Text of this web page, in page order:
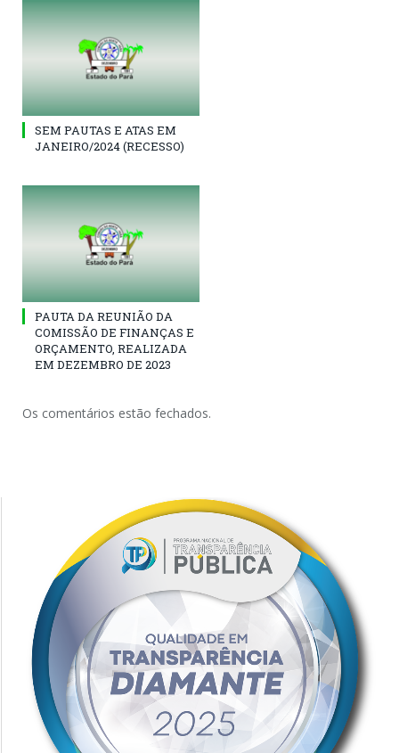
SEM PAUTAS E ATAS EM
JANEIRO/2024 (RECESSO)
PAUTA DA REUNIÃO DA
COMISSÃO DE FINANÇAS E
ORÇAMENTO, REALIZADA
EM DEZEMBRO DE 2023
Os comentários estão fechados.